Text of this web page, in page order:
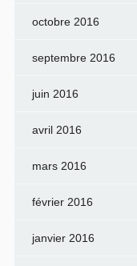
octobre 2016
septembre 2016
juin 2016
avril 2016
mars 2016
février 2016
janvier 2016